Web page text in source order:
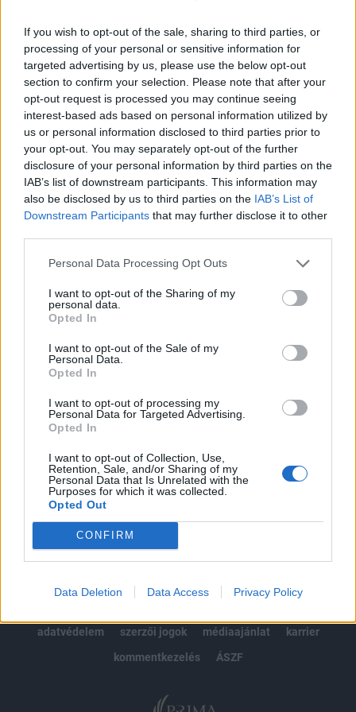
If you wish to opt-out of the sale, sharing to third parties, or
processing of your personal or sensitive information for
targeted advertising by us, please use the below opt-out
section to confirm your selection. Please note that after your
opt-out request is processed you may continue seeing
interest-based ads based on personal information utilized by
us or personal information disclosed to third parties prior to
your opt-out. You may separately opt-out of the further
disclosure of your personal information by third parties on the
IAB’s list of downstream participants. This information may
also be disclosed by us to third parties on the IAB’s List of
Downstream Participants that may further disclose it to other
Personal Data Processing Opt Outs
I want to opt-out of the Sharing of my
personal data.
Opted In
I want to opt-out of the Sale of my
Personal Data.
Opted In
I want to opt-out of processing my
Personal Data for Targeted Advertising.
Opted In
I want to opt-out of Collection, Use,
Retention, Sale, and/or Sharing of my
Personal Data that Is Unrelated with the
Purposes for which it was collected.
Opted Out
CONFIRM
Data Deletion Data Access Privacy Policy
A módosítás eredményeképpen július 1-től a gázolaj
jövedéki adója literenként a korábban előirányzott 9 forint
helyett 4.80 Ft-tal nő. Amint László Csaba arról a múlt hét
végén tájékoztatást adott, a vártnál kisebb jövedéki adó
emelés következtében kieső adóbevétel 4.8 milliárd Ft,
amelynek ellentételezésére előrehozták a
dohánygyártmányok 2003. január...
KEDVES OLVASÓNK!
regisztrációhoz kötött.
Az előfizetés a következőket tartalmazza:
Portfolio.hu teljes cikkarchívum
kötéslistái
Előfizetés
MÁR ELŐFIZETŐNK VAGY?BEJELENTKEZÉS
adatvédelem
szerzői jogok médiaajánlat
karrier
kommentkezelés
ÁSZF